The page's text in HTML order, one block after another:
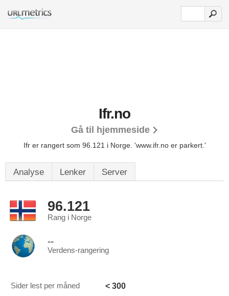
Ifr.no
Gå til hjemmeside
Ifr er rangert som 96.121 i Norge. 'www.ifr.no er parkert.'
Analyse Lenker Server
96.121
Rang i Norge
--
Verdens-rangering
Sider lest per måned < 300